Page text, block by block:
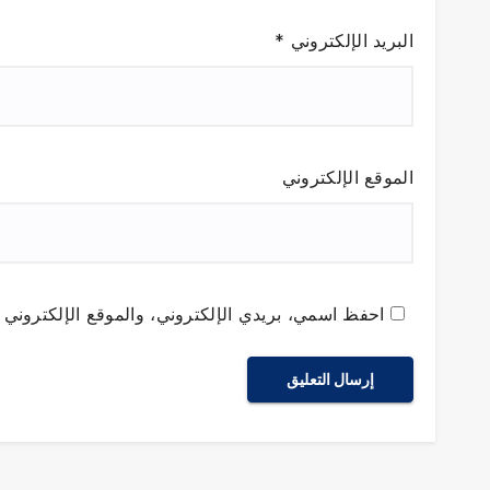
البريد الإلكتروني *
الموقع الإلكتروني
احفظ اسمي، بريدي الإلكتروني، والموقع